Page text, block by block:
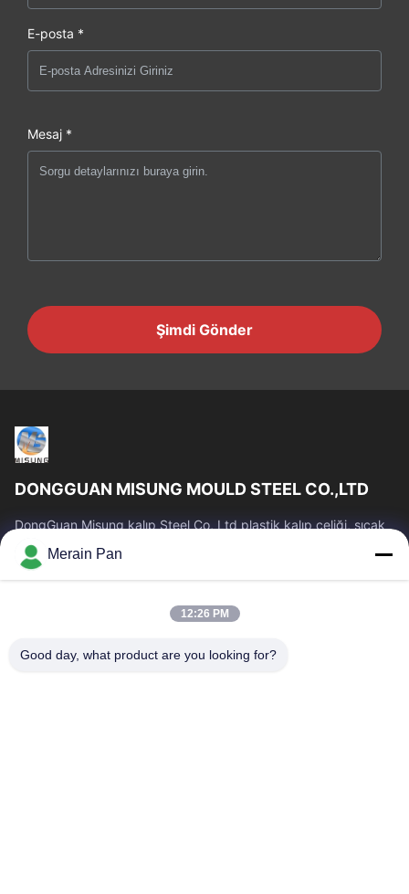
E-posta *
Mesaj *
Şimdi Gönder
DONGGUAN MISUNG MOULD STEEL CO.,LTD
DongGuan Misung kalıp Steel Co, Ltd plastik kalıp çeliği, sıcak
iş çeliği, soğuk iş çeliği, alaşımlı yapısal çelik tedarikinde lider
bir şirkettir.
Hızlı Bağlantılar
Ürün:% S
VR Gösterisi
Hakkımızda
Merain Pan
12:26 PM
Good day, what product are you looking for?